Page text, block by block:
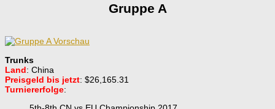
Gruppe A
Trunks
Land: China
Preisgeld bis jetzt: $26,165.31
Turniererfolge: